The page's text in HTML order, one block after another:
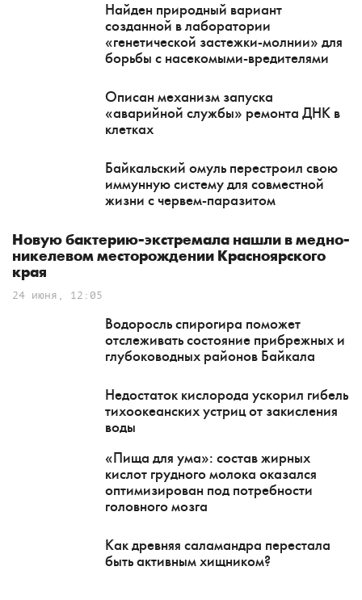
Найден природный вариант
созданной в лаборатории
«генетической застежки-молнии» для
борьбы с насекомыми-вредителями
Описан механизм запуска
«аварийной службы» ремонта ДНК в
клетках
Байкальский омуль перестроил свою
иммунную систему для совместной
жизни с червем-паразитом
Новую бактерию-экстремала нашли в медно-
никелевом месторождении Красноярского
края
24 июня, 12:05
Водоросль спирогира поможет
отслеживать состояние прибрежных и
глубоководных районов Байкала
Недостаток кислорода ускорил гибель
тихоокеанских устриц от закисления
воды
«Пища для ума»: состав жирных
кислот грудного молока оказался
оптимизирован под потребности
головного мозга
Как древняя саламандра перестала
быть активным хищником?